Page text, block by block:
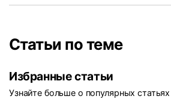
Статьи по теме
Избранные статьи
Узнайте больше о популярных